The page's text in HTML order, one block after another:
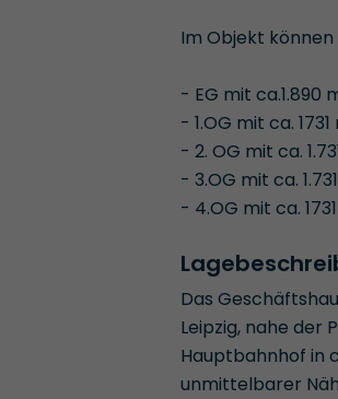
Im Objekt
- EG mit ca.1.890
- 1.OG mit ca. 1731
- 2. OG mit ca.
- 3.OG mit ca.
- 4.OG mit ca.
Das
Leipzig, nahe der
Hauptbahnhof in
unmittelbarer